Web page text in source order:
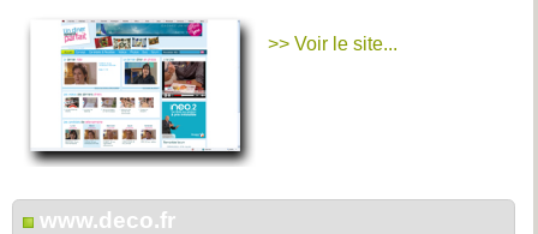
>> Voir le site...
www.deco.fr